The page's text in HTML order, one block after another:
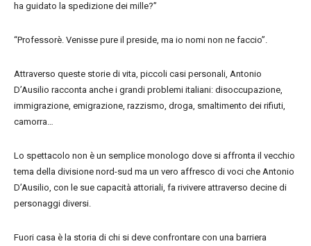
ha guidato la spedizione dei mille?”
“Professorè. Venisse pure il preside, ma io nomi non ne faccio”.
Attraverso queste storie di vita, piccoli casi personali, Antonio
D’Ausilio racconta anche i grandi problemi italiani: disoccupazione,
immigrazione, emigrazione, razzismo, droga, smaltimento dei rifiuti,
camorra…
Lo spettacolo non è un semplice monologo dove si affronta il vecchio
tema della divisione nord-sud ma un vero affresco di voci che Antonio
D’Ausilio, con le sue capacità attoriali, fa rivivere attraverso decine di
personaggi diversi.
Fuori casa è la storia di chi si deve confrontare con una barriera